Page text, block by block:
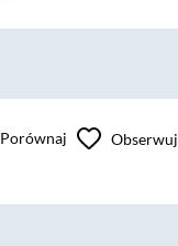
Porównaj Obserwuj